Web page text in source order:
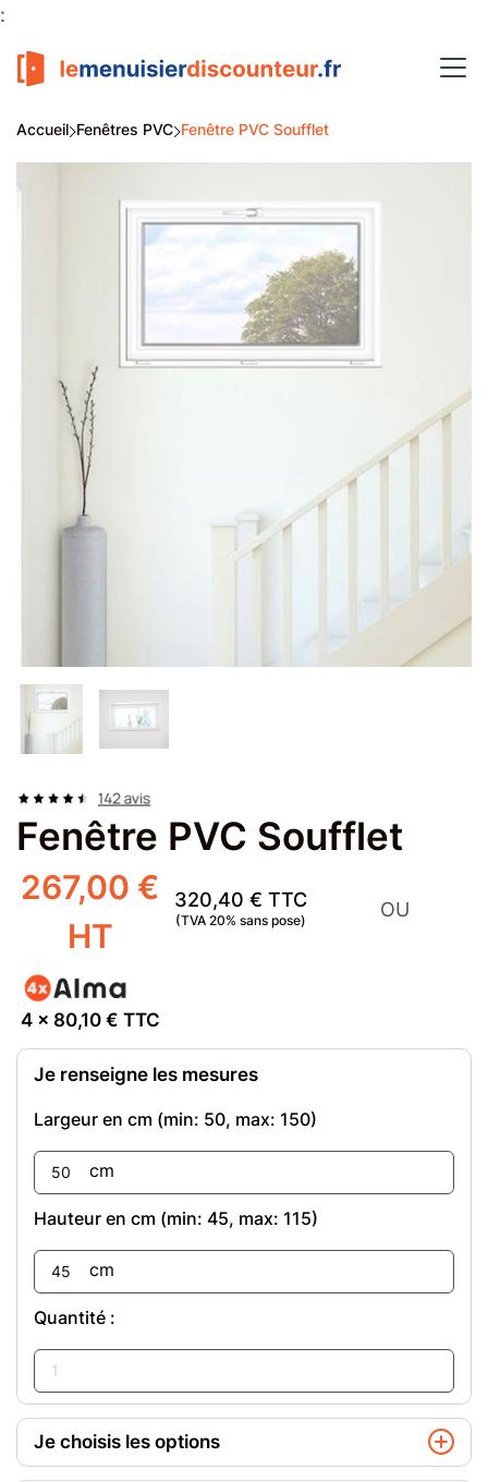
:
Accueil Fenêtres PVC Fenêtre PVC Soufflet
Fenêtre PVC Soufflet
267,00 €
HT
320,40 € TTC
(TVA 20% sans pose) OU
4 x 80,10€ TTC
Je renseigne les mesures
Largeur en cm (min: 50, max: 150)
cm
Hauteur en cm (min: 45, max: 115)
cm
Quantité :
Je choisis les options